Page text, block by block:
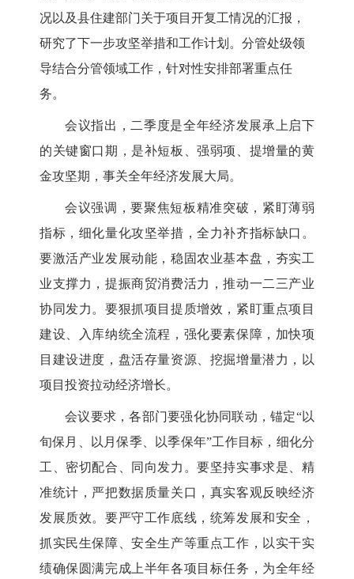
况以及县住建部门关于项目开复工情况的汇报，
研究了下一步攻坚举措和工作计划。分管处级领
导结合分管领域工作，针对性安排部署重点任
务。
会议指出，二季度是全年经济发展承上启下
的关键窗口期，是补短板、强弱项、提增量的黄
金攻坚期，事关全年经济发展大局。
会议强调，要聚焦短板精准突破，紧盯薄弱
指标，细化量化攻坚举措，全力补齐指标缺口。
要激活产业发展动能，稳固农业基本盘，夯实工
业支撑力，提振商贸消费活力，推动一二三产业
协同发力。要狠抓项目提质增效，紧盯重点项目
建设、入库纳统全流程，强化要素保障，加快项
目建设进度，盘活存量资源、挖掘增量潜力，以
项目投资拉动经济增长。
会议要求，各部门要强化协同联动，锚定“以
旬保月、以月保季、以季保年”工作目标，细化分
工、密切配合、同向发力。要坚持实事求是、精
准统计，严把数据质量关口，真实客观反映经济
发展质效。要严守工作底线，统筹发展和安全，
抓实民生保障、安全生产等重点工作，以实干实
绩确保圆满完成上半年各项目标任务，为全年经